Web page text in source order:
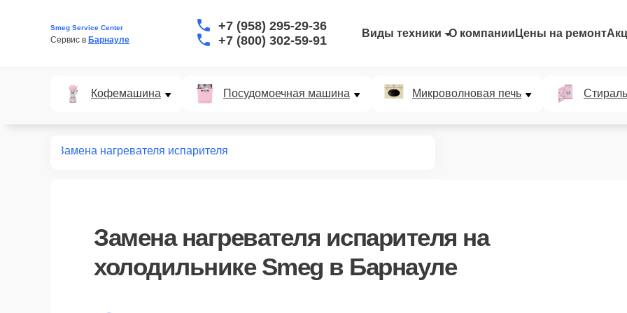
Smeg Service Center
Сервис в Барнауле
+7 (958) 295-29-36
+7 (800) 302-59-91
Виды техники О компании Цены на ремонт
Кофемашина Посудомоечная машина Микроволновая печь
Замена нагревателя испарителя
Замена нагревателя испарителя на
холодильнике Smeg в Барнауле